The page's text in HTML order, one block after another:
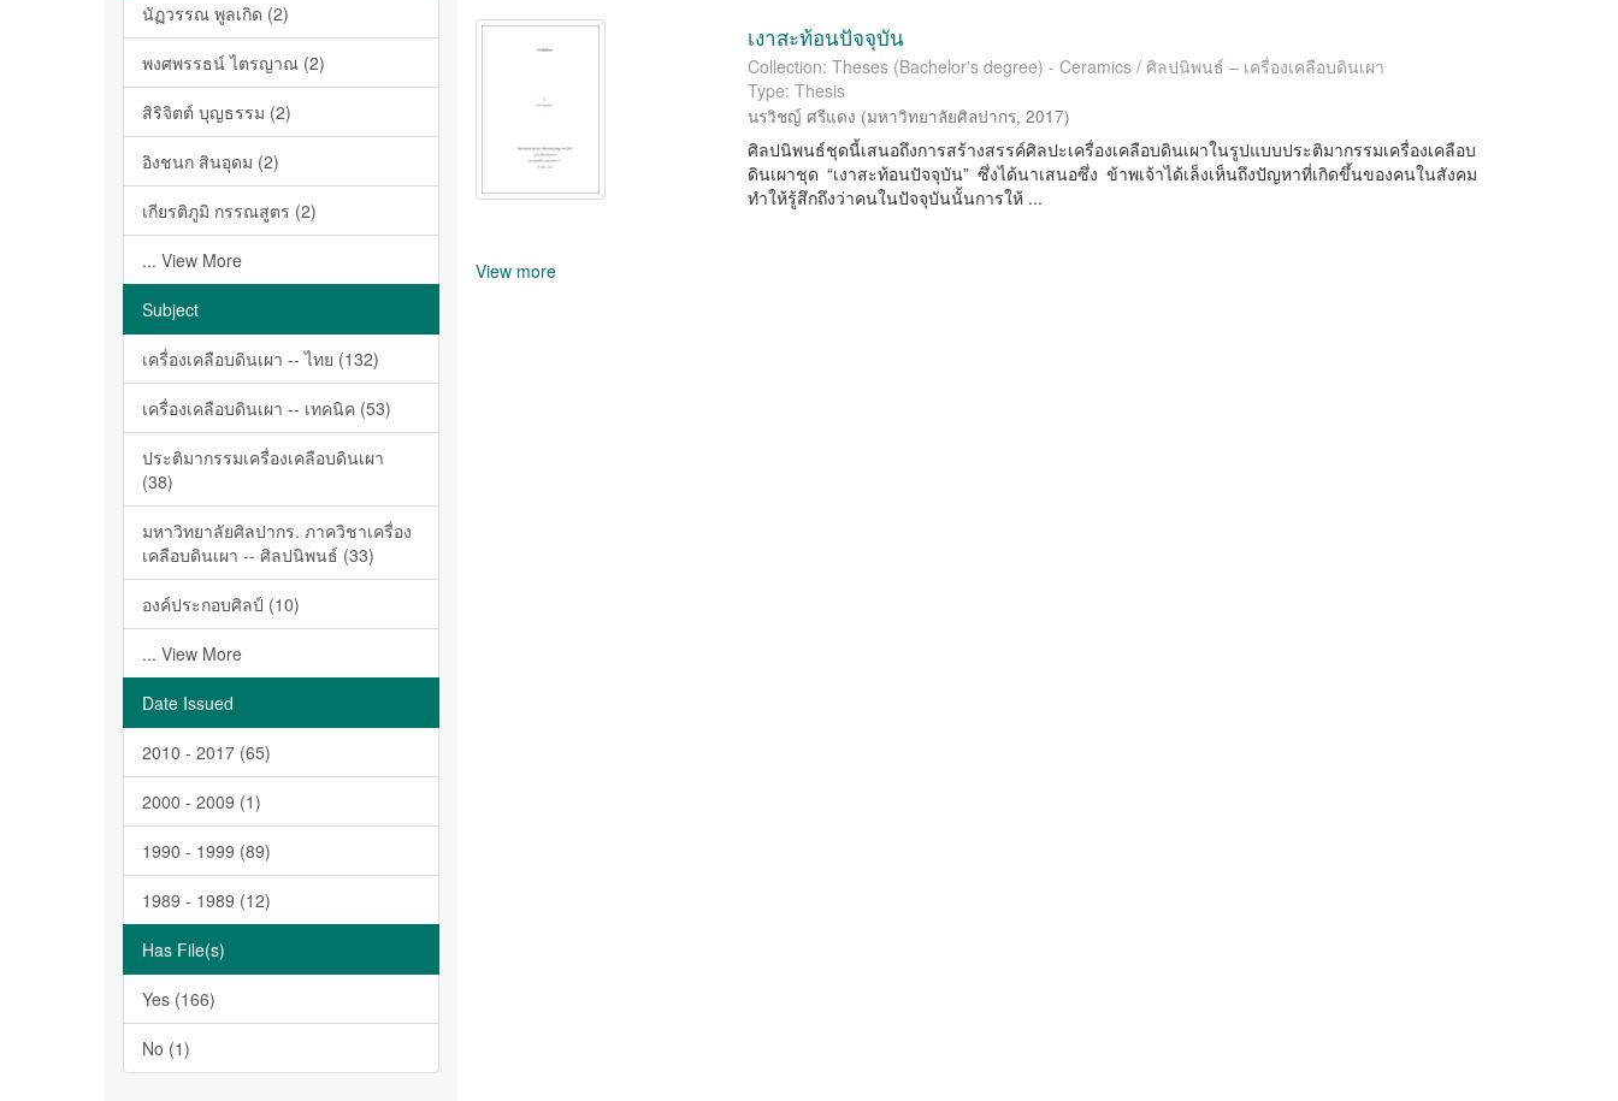
นัฏวรรณ พูลเกิด (2)
พงศพรรธน์ ไตรญาณ (2)
สิริจิตต์ บุญธรรม (2)
อิงชนก สินอุดม (2)
เกียรติภูมิ กรรณสูตร (2)
... View More
Subject
เครื่องเคลือบดินเผา -- ไทย (132)
เครื่องเคลือบดินเผา -- เทคนิค (53)
ประติมากรรมเครื่องเคลือบดินเผา
(38)
มหาวิทยาลัยศิลปากร. ภาควิชาเครื่อง
เคลือบดินเผา -- ศิลปนิพนธ์ (33)
องค์ประกอบศิลป์ (10)
... View More
Date Issued
2010 - 2017 (65)
2000 - 2009 (1)
1990 - 1999 (89)
1989 - 1989 (12)
Has File(s)
Yes (166)
No (1)
เงาสะท้อนปัจจุบัน
Collection: Theses (Bachelor's degree) - Ceramics / ศิลปนิพนธ์ – เครื่องเคลือบดินเผา
Type: Thesis
นรวิชญ์ ศรีแดง (มหาวิทยาลัยศิลปากร,2017)
ศิลปนิพนธ์ชุดนี้เสนอถึงการสร้างสรรค์ศิลปะเครื่องเคลือบดินเผาในรูปแบบประติมากรรมเครื่องเคลือบ
ดินเผาชุด “เงาสะท้อนปัจจุบัน” ซึ่งได้นาเสนอซึ่ง ข้าพเจ้าได้เล็งเห็นถึงปัญหาที่เกิดขึ้นของคนในสังคม
ทำให้รู้สึกถึงว่าคนในปัจจุบันนั้นการให้ ...
View more